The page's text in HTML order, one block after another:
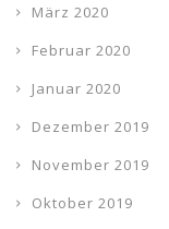
März 2020
Februar 2020
Januar 2020
Dezember 2019
November 2019
Oktober 2019